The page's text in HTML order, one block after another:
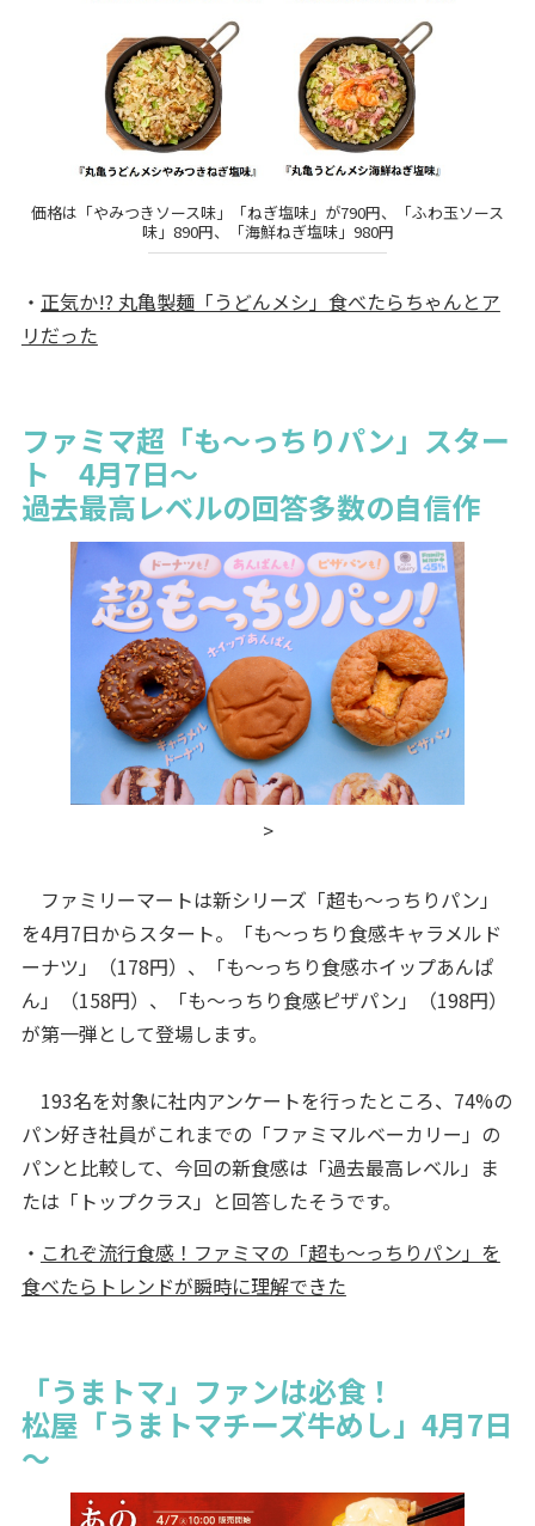
価格は「やみつきソース味」「ねぎ塩味」が790円、「ふわ玉ソース
味」890円、「海鮮ねぎ塩味」980円
・ 正気か!? 丸亀製麺「うどんメシ」食べたらちゃんとア
リだった
ファミマ超「も～っちりパン」スター
ト 4月7日～
過去最高レベルの回答多数の自信作
>
ファミリーマートは新シリーズ「超も～っちりパン」
を4月7日からスタート。「も～っちり食感キャラメルド
ーナツ」（178円）、「も～っちり食感ホイップあんぱ
ん」（158円）、「も～っちり食感ピザパン」（198円）
が第一弾として登場します。
193名を対象に社内アンケートを行ったところ、74%の
パン好き社員がこれまでの「ファミマルベーカリー」の
パンと比較して、今回の新食感は「過去最高レベル」ま
たは「トップクラス」と回答したそうです。
・ これぞ流行食感！ファミマの「超も～っちりパン」を
食べたらトレンドが瞬時に理解できた
「うまトマ」ファンは必食！
松屋「うまトマチーズ牛めし」4月7日
～